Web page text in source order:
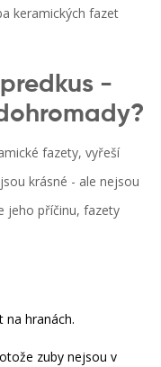
keramických fazet
-
fazety, vyřeší
krásné - ale nejsou
jeho příčinu, fazety
na hranách.
zuby nejsou v